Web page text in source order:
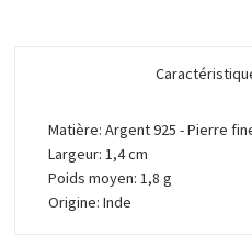
Matière: Argent 925 - Pierre
Largeur: 1,4 cm
Poids moyen: 1,8 g
Origine: Inde